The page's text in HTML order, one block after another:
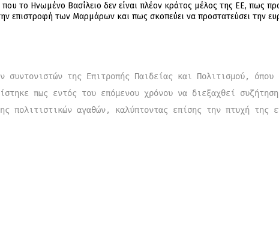
το Ηνωμένο Βασίλειο δεν είναι πλέον κράτος μέλος της ΕΕ, πως
επιστροφή των Μαρμάρων και πως σκοπεύει να προστατεύσει την
συντονιστών της Επιτροπής Παιδείας και Πολιτισμού,
πως εντός του επόμενου χρόνου να διεξαχθεί
πολιτιστικών αγαθών, καλύπτοντας επίσης την πτυχή της